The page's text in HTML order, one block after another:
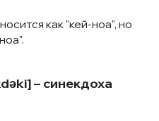
как "кей-ноа", но
– синекдоха